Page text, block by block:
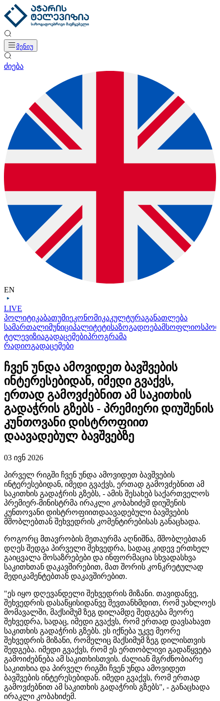
მენიუ
ძიება
EN
LIVE
პოლიტიკაბათუმიეკონომიკაკულტურაგანათლება
სამართალიმუნიციპალიტეტისაზოგადოებამსოფლიო
ტელევიზიაგადაცემებიპროგრამა
რადიოგადაცემები
ჩვენ უნდა ამოვიდეთ ბავშვების
ინტერესებიდან, იმედი გვაქვს,
ერთად გამოვძებნით ამ საკითხის
გადაჭრის გზებს - პრემიერი დიუშენის
კუნთოვანი დისტროფიით
დაავადებულ ბავშვებზე
03 ივნ 2026
პირველ რიგში ჩვენ უნდა ამოვიდეთ ბავშვების
ინტერესებიდან, იმედი გვაქვს, ერთად გამოვძებნით ამ
საკითხის გადაჭრის გზებს, - ამის შესახებ საქართველოს
პრემიერ-მინისტრმა ირაკლი კობახიძემ დიუშენის
კუნთოვანი დისტროფიითდაავადებული ბავშვების
მშობლებთან შეხვედრის კომენტირებისას განაცხადა.
როგორც მთავრობის მეთაურმა აღნიშნა, მშობლებთან
დღეს შედგა პირველი შეხვედრა, სადაც კიდევ ერთხელ
გაიცვალა მოსაზრებები და ინფორმაცია სხვადასხვა
საკითხთან დაკავშირებით, მათ შორის კონკრეტულად
მედიკამენტებთან დაკავშირებით.
"ეს იყო დღევანდელი შეხვედრის მიზანი. თავიდანვე,
შეხვედრის დასაწყისიდანვე შევთანხმდით, რომ უახლოეს
მომავალში, მაქსიმუმ ზეგ დილამდე შედგება მეორე
შეხვედრა, სადაც, იმედი გვაქვს, რომ ერთად დავსახავთ
საკითხის გადაჭრის გზებს. ეს იქნება უკვე მეორე
შეხვედრის მიზანი, რომელიც მაქსიმუმ ზეგ დილისთვის
შედგება. იმედი გვაქვს, რომ ეს ერთობლივი გადაწყვეტა
გამოიძებნება ამ საკითხისთვის. ძალიან მგრძნობიარე
საკითხია და პირველ რიგში ჩვენ უნდა ამოვიდეთ
ბავშვების ინტერესებიდან. იმედი გვაქვს, რომ ერთად
გამოვძებნით ამ საკითხის გადაჭრის გზებს", - განაცხადა
ირაკლი კობახიძემ.